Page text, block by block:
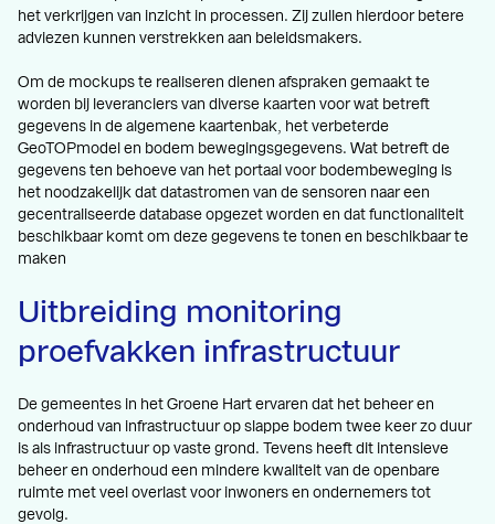
het verkrijgen van inzicht in processen. Zij zullen hierdoor betere
adviezen kunnen verstrekken aan beleidsmakers.
Om de mockups te realiseren dienen afspraken gemaakt te
worden bij leveranciers van diverse kaarten voor wat betreft
gegevens in de algemene kaartenbak, het verbeterde
GeoTOPmodel en bodem bewegingsgegevens. Wat betreft de
gegevens ten behoeve van het portaal voor bodembeweging is
het noodzakelijk dat datastromen van de sensoren naar een
gecentraliseerde database opgezet worden en dat functionaliteit
beschikbaar komt om deze gegevens te tonen en beschikbaar te
maken
Uitbreiding monitoring
proefvakken infrastructuur
De gemeentes in het Groene Hart ervaren dat het beheer en
onderhoud van infrastructuur op slappe bodem twee keer zo duur
is als infrastructuur op vaste grond. Tevens heeft dit intensieve
beheer en onderhoud een mindere kwaliteit van de openbare
ruimte met veel overlast voor inwoners en ondernemers tot
gevolg.